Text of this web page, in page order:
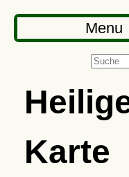
Menu
Karte